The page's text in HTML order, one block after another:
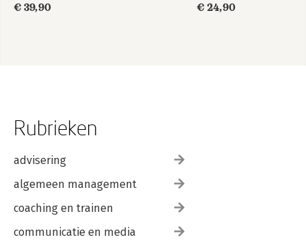
€ 39,90
€ 24,90
Rubrieken
advisering
algemeen management
coaching en trainen
communicatie en media